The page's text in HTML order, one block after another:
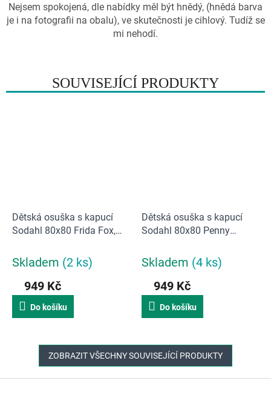
SOUVISEJÍCÍ PRODUKTY
Dětská osuška s kapucí
Sodahl 80x80 Frida Fox,
Skladem (2 ks)
949 Kč
Do košíku
Dětská osuška s kapucí
Sodahl 80x80 Penny
Skladem (4 ks)
949 Kč
Do košíku
ZOBRAZIT VŠECHNY SOUVISEJÍCÍ PRODUKTY
h
o
e
Nejsem spokojená, dle nabídky měl být hnědý, (hnědá barva
je i na fotografii na obalu), ve skutečnosti je cihlový. Tudíž se
mi nehodí.